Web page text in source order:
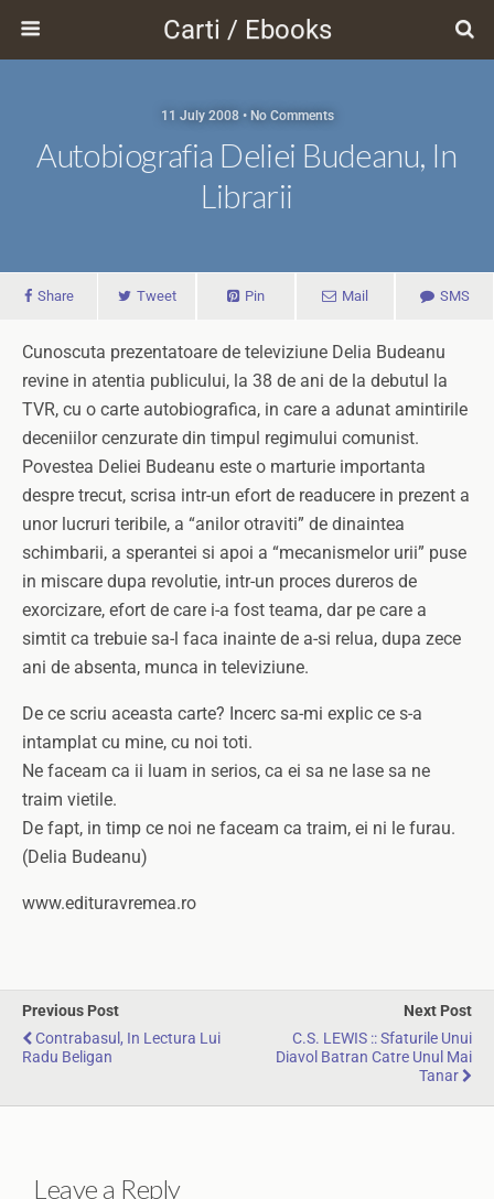
Carti / Ebooks
11 July 2008 • No Comments
Autobiografia Deliei Budeanu, In
Librarii
Share Tweet Pin Mail SMS
Cunoscuta prezentatoare de televiziune Delia Budeanu
revine in atentia publicului, la 38 de ani de la debutul la
TVR, cu o carte autobiografica, in care a adunat amintirile
deceniilor cenzurate din timpul regimului comunist.
Povestea Deliei Budeanu este o marturie importanta
despre trecut, scrisa intr-un efort de readucere in prezent a
unor lucruri teribile, a “anilor otraviti” de dinaintea
schimbarii, a sperantei si apoi a “mecanismelor urii” puse
in miscare dupa revolutie, intr-un proces dureros de
exorcizare, efort de care i-a fost teama, dar pe care a
simtit ca trebuie sa-l faca inainte de a-si relua, dupa zece
ani de absenta, munca in televiziune.
De ce scriu aceasta carte? Incerc sa-mi explic ce s-a
intamplat cu mine, cu noi toti.
Ne faceam ca ii luam in serios, ca ei sa ne lase sa ne
traim vietile.
De fapt, in timp ce noi ne faceam ca traim, ei ni le furau.
(Delia Budeanu)
www.edituravremea.ro
Previous Post
Contrabasul, In Lectura Lui
Radu Beligan
Next Post
C.S. LEWIS :: Sfaturile Unui
Diavol Batran Catre Unul Mai
Tanar
Leave a Reply